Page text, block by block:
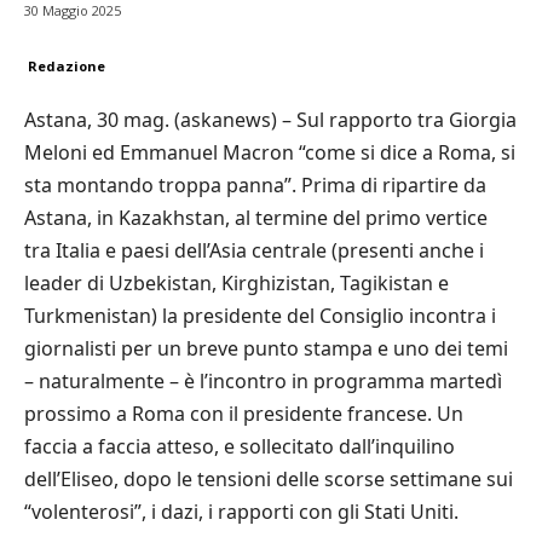
30 Maggio 2025
Redazione
Astana, 30 mag. (askanews) – Sul rapporto tra Giorgia
Meloni ed Emmanuel Macron “come si dice a Roma, si
sta montando troppa panna”. Prima di ripartire da
Astana, in Kazakhstan, al termine del primo vertice
tra Italia e paesi dell’Asia centrale (presenti anche i
leader di Uzbekistan, Kirghizistan, Tagikistan e
Turkmenistan) la presidente del Consiglio incontra i
giornalisti per un breve punto stampa e uno dei temi
– naturalmente – è l’incontro in programma martedì
prossimo a Roma con il presidente francese. Un
faccia a faccia atteso, e sollecitato dall’inquilino
dell’Eliseo, dopo le tensioni delle scorse settimane sui
“volenterosi”, i dazi, i rapporti con gli Stati Uniti.